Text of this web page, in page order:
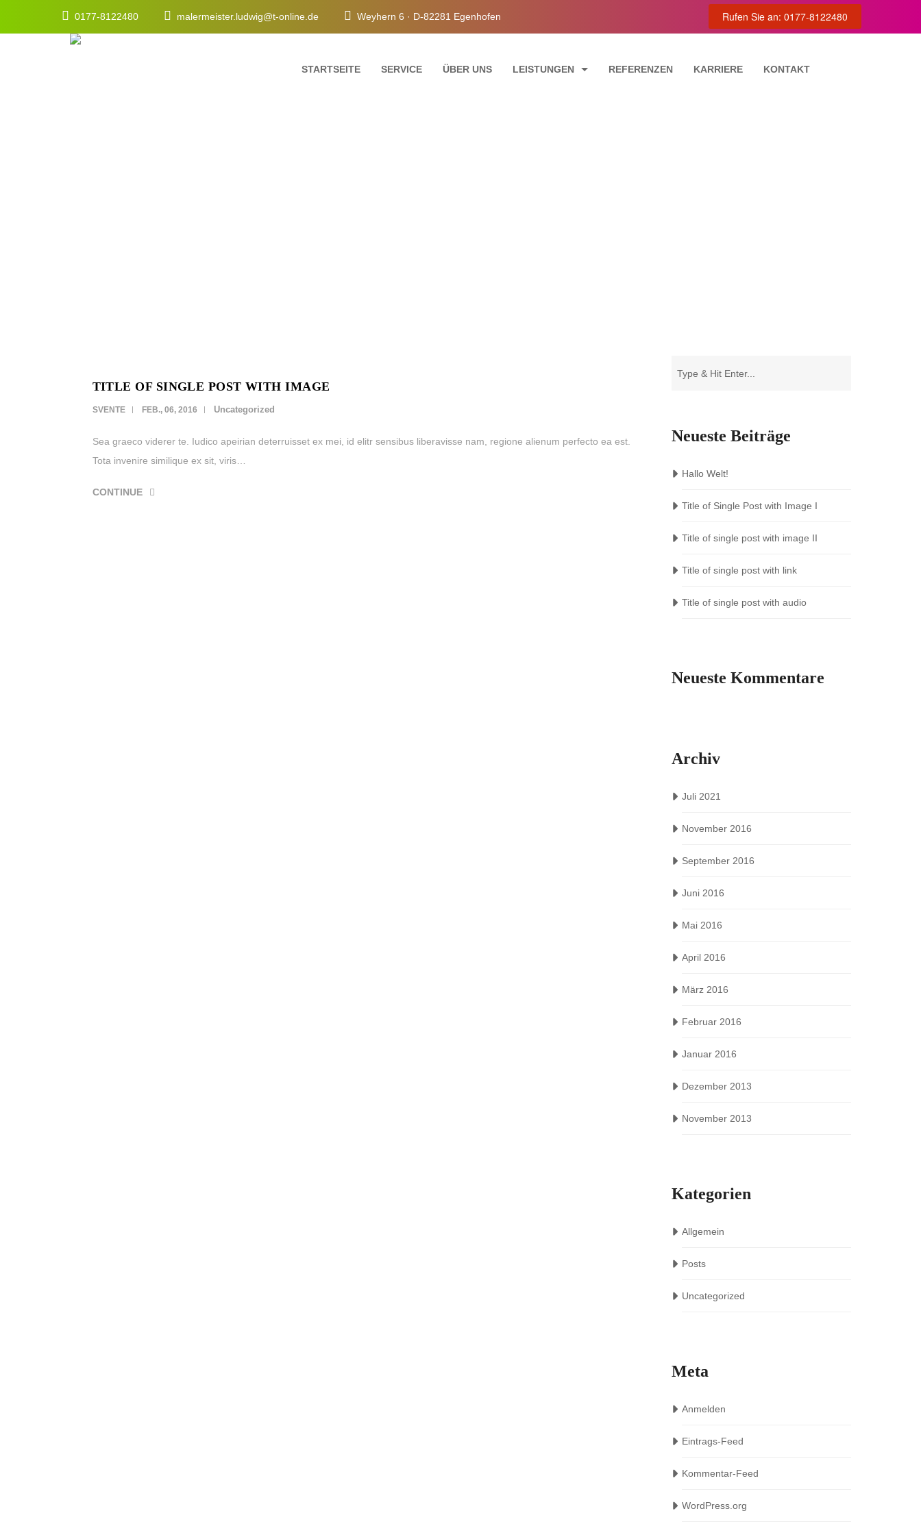
0177-8122480 malermeister.ludwig@t-online.de Weyhern 6 · D-82281 Egenhofen Rufen Sie an: 0177-8122480
STARTSEITE SERVICE ÜBER UNS LEISTUNGEN REFERENZEN KARRIERE KONTAKT
TITLE OF SINGLE POST WITH IMAGE
SVENTE FEB., 06, 2016 Uncategorized
Sea graeco viderer te. Iudico apeirian deterruisset ex mei, id elitr sensibus liberavisse nam, regione alienum perfecto ea est.
Tota invenire similique ex sit, viris…
CONTINUE
Neueste Beiträge
Hallo Welt!
Title of Single Post with Image I
Title of single post with image II
Title of single post with link
Title of single post with audio
Neueste Kommentare
Archiv
Juli 2021
November 2016
September 2016
Juni 2016
Mai 2016
April 2016
März 2016
Februar 2016
Januar 2016
Dezember 2013
November 2013
Kategorien
Allgemein
Posts
Uncategorized
Meta
Anmelden
Eintrags-Feed
Kommentar-Feed
WordPress.org